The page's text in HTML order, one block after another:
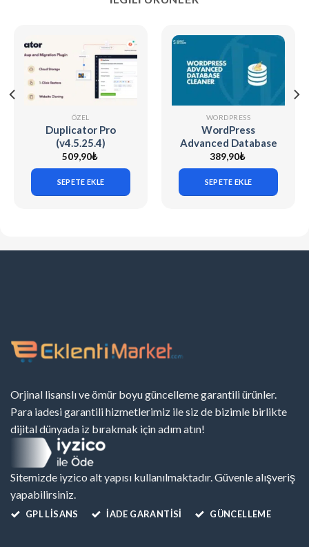
ÖZEL
Duplicator Pro
(v4.5.25.4)
WordPress Site
Migration & Backup
509,90₺
SEPETE EKLE
WORDPRESS
WordPress
Advanced Database
Cleaner Pro (v4.0.6)
389,90₺
SEPETE EKLE
Orjinal lisanslı ve ömür boyu güncelleme garantili ürünler.
Para iadesi garantili hizmetlerimiz ile siz de bizimle birlikte
dijital dünyada iz bırakmak için adım atın!
Sitemizde iyzico alt yapısı kullanılmaktadır. Güvenle alışveriş
yapabilirsiniz.
GPL LISANS İADE GARANTİSİ GÜNCELLEME